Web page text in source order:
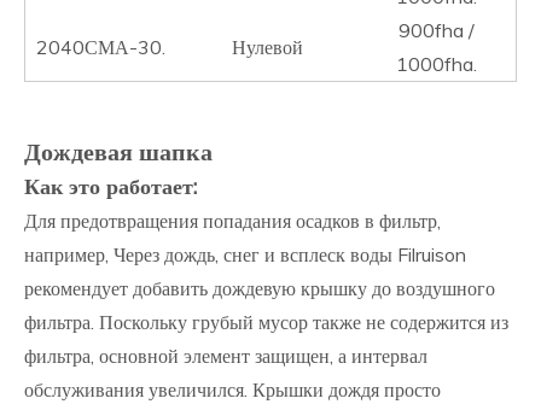
2040СМА-30. Нулевой
900fha /
1000fha.
Дождевая шапка
Как это работает:
Для предотвращения попадания осадков в фильтр,
например, Через дождь, снег и всплеск воды Filruison
рекомендует добавить дождевую крышку до воздушного
фильтра. Поскольку грубый мусор также не содержится из
фильтра, основной элемент защищен, а интервал
обслуживания увеличился. Крышки дождя просто